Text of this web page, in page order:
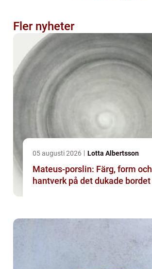
Fler nyheter
05 augusti 2026 Lotta Albertsson
Mateus-porslin: Färg, form och
hantverk på det dukade bordet